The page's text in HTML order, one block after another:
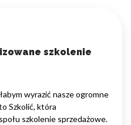
szkolenie
wyrazić nasze ogromne
Szkolić, która
szkolenie sprzedażowe.